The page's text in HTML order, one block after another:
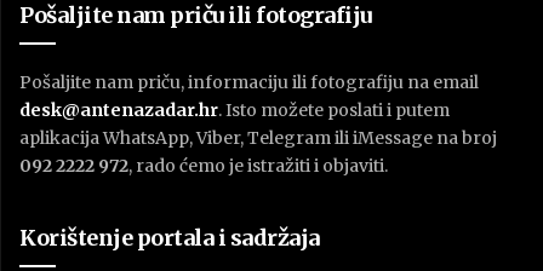
Pošaljite nam priču ili fotografiju
Pošaljite nam priču, informaciju ili fotografiju na email
desk@antenazadar.hr. Isto možete poslati i putem
aplikacija WhatsApp, Viber, Telegram ili iMessage na broj
092 2222 972, rado ćemo je istražiti i objaviti.
Korištenje portala i sadržaja